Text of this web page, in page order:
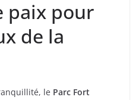
paix pour
de la
le Parc Fort